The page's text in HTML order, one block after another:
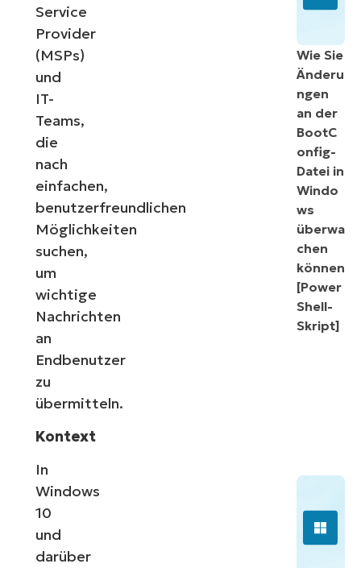
Service
Provider
(MSPs)
und
IT-
Teams,
die
nach
einfachen,
benutzerfreundlichen
Möglichkeiten
suchen,
um
wichtige
Nachrichten
an
Endbenutzer
zu
übermitteln.
Kontext
In
Windows
10
und
darüber
Wie Sie
Änderu
ngen
an der
BootC
onfig-
Datei in
Windo
ws
überwa
chen
können
[Power
Shell-
Skript]